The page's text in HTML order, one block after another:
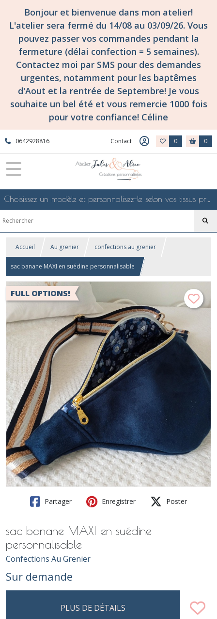
Bonjour et bienvenue dans mon atelier!
L'atelier sera fermé du 14/08 au 03/09/26. Vous
pouvez passer vos commandes pendant la
fermeture (délai confection = 5 semaines).
Contactez moi par SMS pour des demandes
urgentes, notamment pour les baptêmes
d'Aout et la rentrée de Septembre! Je vous
souhaite un bel été et vous remercie 1000 fois
pour votre confiance! Céline
0642928816 Contact 0 0
Choisissez un modèle et personnalisez-le selon vos tissus préférés de mes collections en ligne, je le confectionnerai selon vos souhaits
Accueil Au grenier confections au grenier
sac banane MAXI en suédine personnalisable
FULL OPTIONS!
Partager Enregistrer Poster
sac banane MAXI en suédine
personnalisable
Confections Au Grenier
Sur demande
PLUS DE DÉTAILS